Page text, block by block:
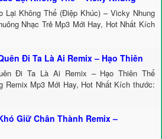
Lại Không Thể (Điệp Khúc) – Vicky Nhung
Nhạc Trẻ Mp3 Mới Hay, Hot Nhất Kích
Đi Ta Là Ai Remix – Hạo Thiên
Đi Ta Là Ai Remix – Hạo Thiên Thể
Remix Mp3 Mới Hay, Hot Nhất Kích thước:
Giữ Chân Thành Remix –